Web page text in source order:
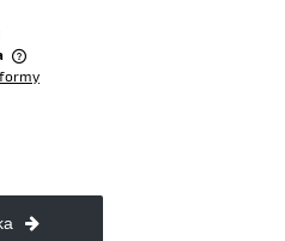
kosztów płatności